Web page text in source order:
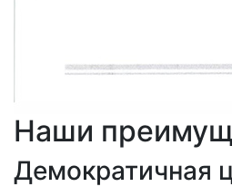
Наши
Демократичная